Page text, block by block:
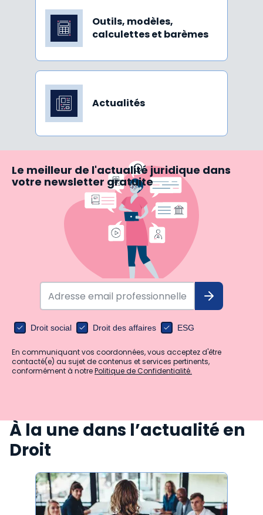
Outils, modèles,
calculettes et barèmes
Actualités
Le meilleur de l'actualité juridique dans
votre newsletter gratuite
Droit social Droit des affaires ESG
En communiquant vos coordonnées, vous acceptez d'être
contacté(e) au sujet de contenus et services pertinents,
conformément à notrePolitique de Confidentialité.
À la une dans l’actualité en
Droit